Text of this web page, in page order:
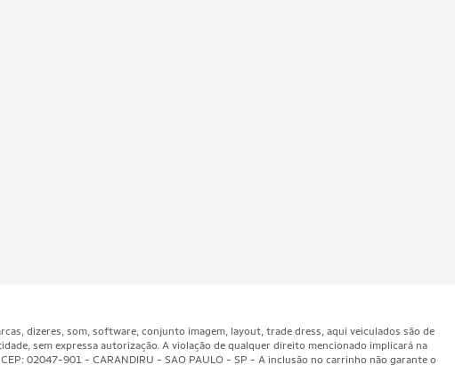
dizeres, som, software, conjunto imagem, layout, trade dress, aqui veiculados são de
sem expressa autorização. A violação de qualquer direito mencionado implicará na
02047-901 - CARANDIRU - SAO PAULO - SP - A inclusão no carrinho não garante o